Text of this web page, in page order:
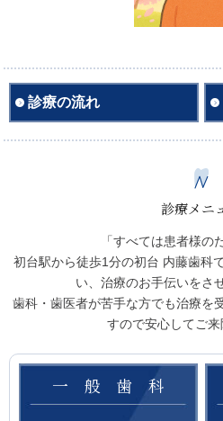
診療の流れ
診療メニ
「すべては患者様の
初台駅から徒歩1分の初台 内藤歯科
い、治療のお手伝いをさ
歯科・歯医者が苦手な方でも治療を
すので安心してご来
一般歯科